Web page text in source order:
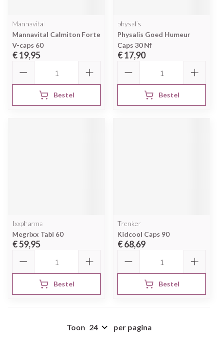
Mannavital
Mannavital Calmiton Forte
V-caps 60
€ 19,95
Bestel
physalis
Physalis Goed Humeur
Caps 30 Nf
€ 17,90
Bestel
Ixxpharma
Megrixx Tabl 60
€ 59,95
Bestel
Trenker
Kidcool Caps 90
€ 68,69
Bestel
Toon per pagina